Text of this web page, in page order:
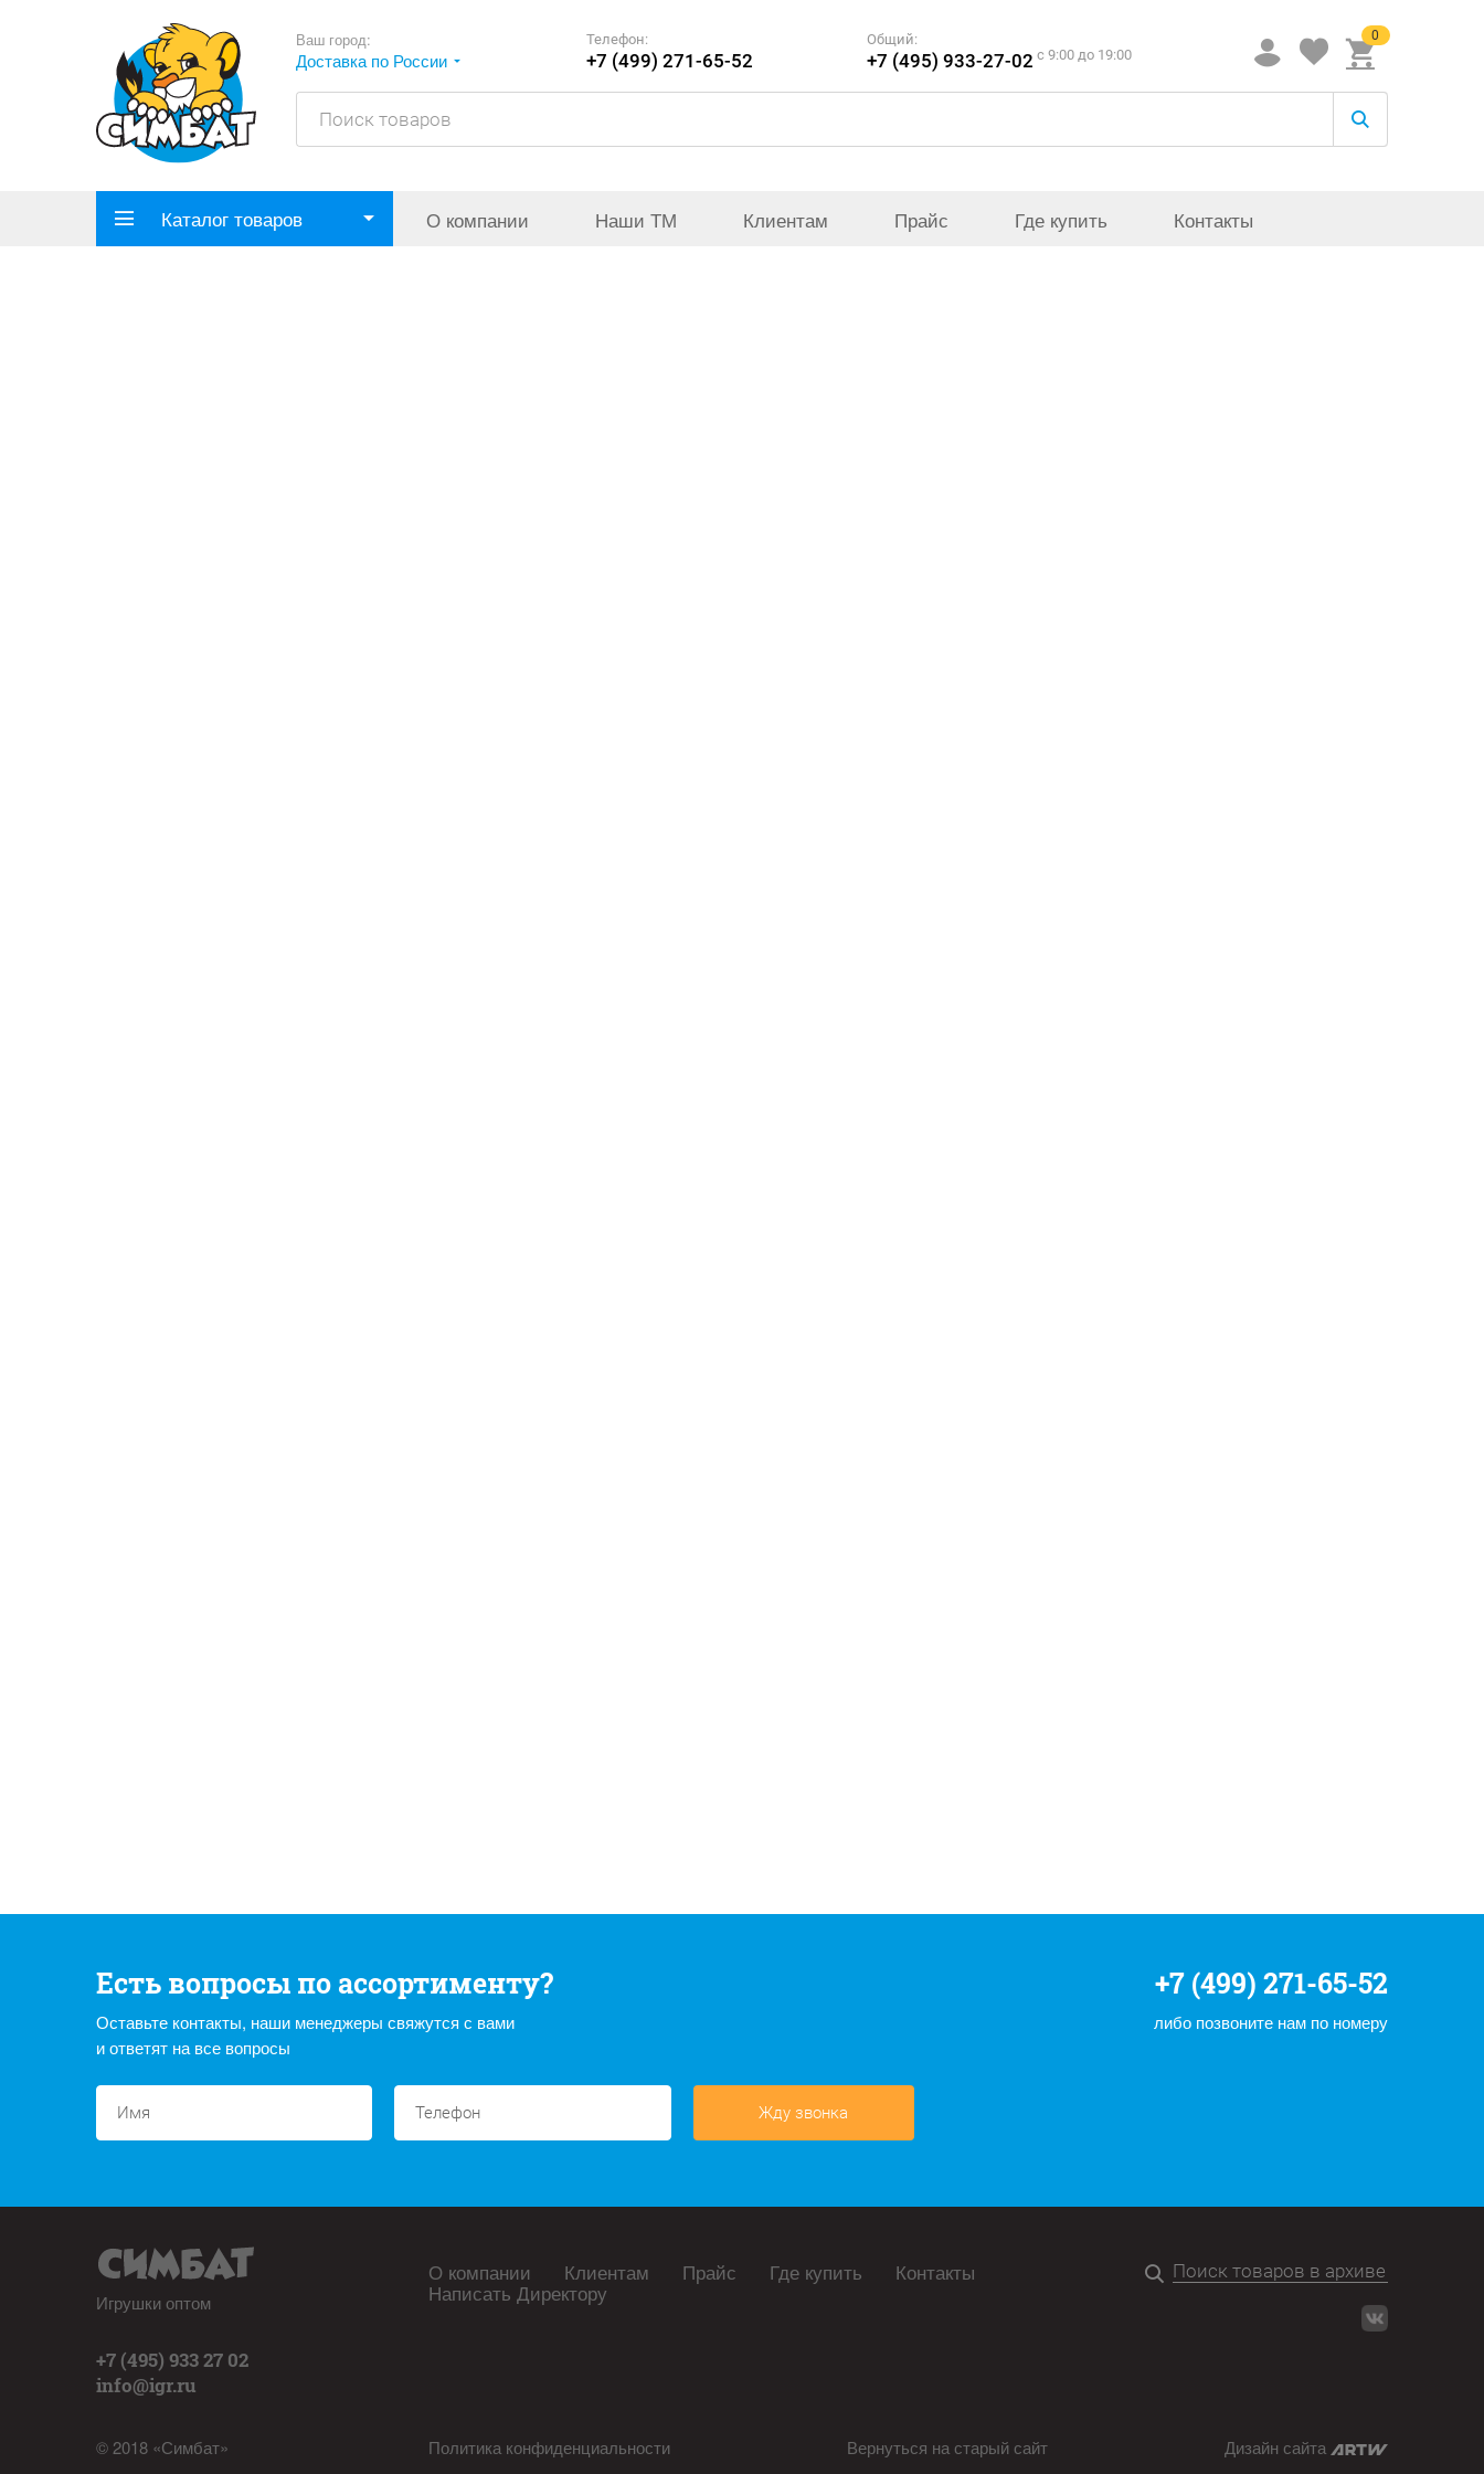
Ваш город:
Доставка по России
Телефон:
+7 (499) 271-65-52
Общий:
+7 (495) 933-27-02 c 9:00 до 19:00
0
Каталог товаров О компании Наши ТМ Клиентам Прайс Где купить Контакты
Есть вопросы по ассортименту?
Оставьте контакты, наши менеджеры свяжутся с вами
и ответят на все вопросы
+7 (499) 271-65-52
либо позвоните нам по номеру
Жду звонка
Игрушки оптом
+7 (495) 933 27 02
info@igr.ru
© 2018 «Симбат»
О компании Клиентам Прайс Где купить Контакты
Написать Директору
Политика конфиденциальности Вернуться на старый сайт Дизайн сайта